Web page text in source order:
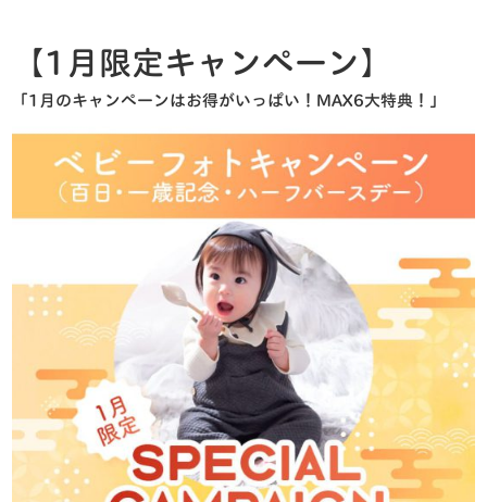
【1月限定キャンペーン】
「1月のキャンペーンはお得がいっぱい！MAX6大特典！」